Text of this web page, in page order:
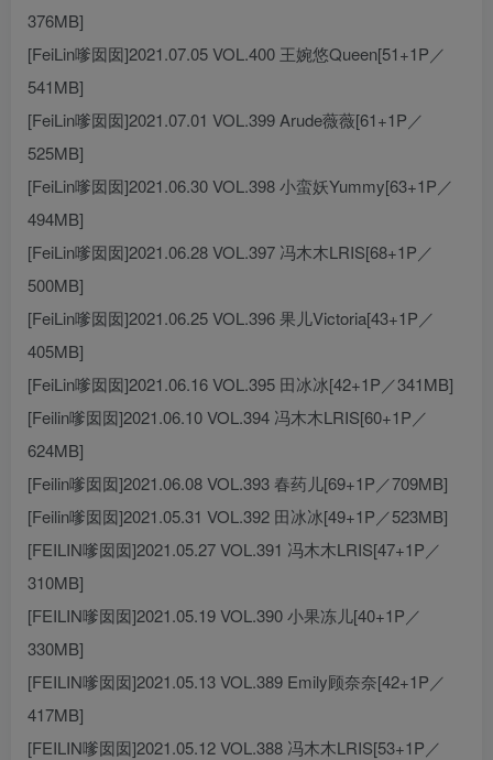
376MB]
[FeiLin嗲囡囡]2021.07.05 VOL.400 王婉悠Queen[51+1P／
541MB]
[FeiLin嗲囡囡]2021.07.01 VOL.399 Arude薇薇[61+1P／
525MB]
[FeiLin嗲囡囡]2021.06.30 VOL.398 小蛮妖Yummy[63+1P／
494MB]
[FeiLin嗲囡囡]2021.06.28 VOL.397 冯木木LRIS[68+1P／
500MB]
[FeiLin嗲囡囡]2021.06.25 VOL.396 果儿Victoria[43+1P／
405MB]
[FeiLin嗲囡囡]2021.06.16 VOL.395 田冰冰[42+1P／341MB]
[Feilin嗲囡囡]2021.06.10 VOL.394 冯木木LRIS[60+1P／
624MB]
[Feilin嗲囡囡]2021.06.08 VOL.393 春药儿[69+1P／709MB]
[Feilin嗲囡囡]2021.05.31 VOL.392 田冰冰[49+1P／523MB]
[FEILIN嗲囡囡]2021.05.27 VOL.391 冯木木LRIS[47+1P／
310MB]
[FEILIN嗲囡囡]2021.05.19 VOL.390 小果冻儿[40+1P／
330MB]
[FEILIN嗲囡囡]2021.05.13 VOL.389 Emily顾奈奈[42+1P／
417MB]
[FEILIN嗲囡囡]2021.05.12 VOL.388 冯木木LRIS[53+1P／